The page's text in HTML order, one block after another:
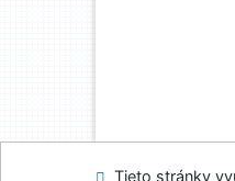
Tieto stránky